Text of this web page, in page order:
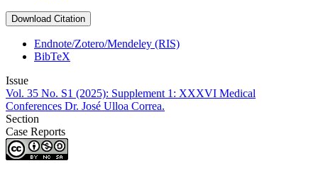
Download Citation
Endnote/Zotero/Mendeley (RIS)
BibTeX
Issue
Vol. 35 No. S1 (2025): Supplement 1: XXXVI Medical
Conferences Dr. José Ulloa Correa.
Section
Case Reports